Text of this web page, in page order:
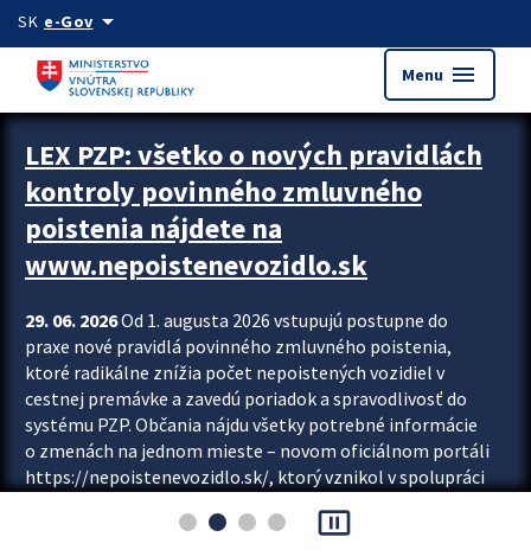
Preskocit na hlavný obsah
SK e-Govarrow_drop_down
Menu menu
Zastavit automatický posun upútavok
LEX PZP: všetko o nových pravidlách
kontroly povinného zmluvného
poistenia nájdete na
www.nepoistenevozidlo.sk
29. 06. 2026Od 1. augusta 2026 vstupujú postupne do
praxe nové pravidlá povinného zmluvného poistenia,
ktoré radikálne znížia počet nepoistených vozidiel v
cestnej premávke a zavedú poriadok a spravodlivosť do
systému PZP. Občania nájdu všetky potrebné informácie
o zmenách na jednom mieste – novom oficiálnom portáli
https://nepoistenevozidlo.sk/, ktorý vznikol v spolupráci
asociácie poisťovní (SLASPO) a Ministerstva vnútra SR.
pause_presentation